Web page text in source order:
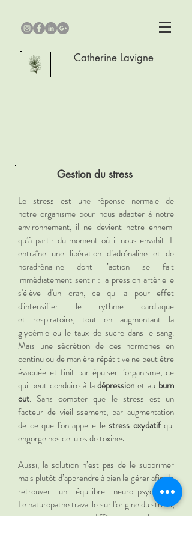
Catherine Lavigne
Gestion du stress
Le stress est une réponse normale de
notre organisme pour nous adapter à notre
environnement, il ne devient notre ennemi
qu’à partir du moment où il nous envahit. Il
entraîne une libération d’adrénaline et de
noradrénaline dont l’action se fait
immédiatement sentir : la pression artérielle
s'élève d'un cran, ce qui a pour effet
d'intensifier le rythme cardiaque
et respiratoire, tout en augmentant la
glycémie ou le taux de sucre dans le sang.
Mais une sécrétion de ces hormones en
continu ou de manière répétitive ne peut être
évacuée et finit par épuiser l’organisme, ce
qui peut conduire à ladépressionet au burn
out. Sans compter que le stress est un
facteur de vieillissement, par augmentation
de ce que l'on appelle le stress oxydatifqui
engorge nos cellules de toxines.
Aussi, la solution n’est pas de le supprimer
mais plutôt d’apprendre à bien le gérer afin de
retrouver un équilibre neuro-psychique.
Le naturopathe travaille sur l'origine du stress,
tout en conseillant différentes techniques